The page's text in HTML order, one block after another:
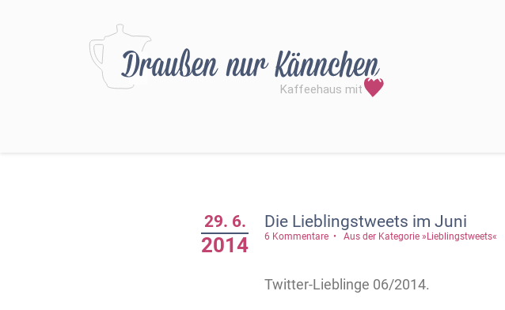
Die Lieblingstweets im Juni
29. 6.
2014 6 Kommentare Aus der Kategorie »Lieblingstweets«
Twitter-Lieblinge 06/2014.